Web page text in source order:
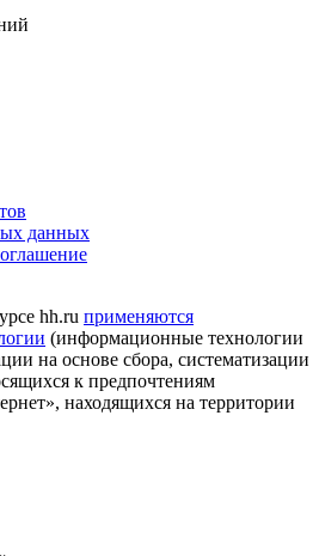
данных
hh.ru применяются
(информационные технологии
на основе сбора, систематизации
к предпочтениям
находящихся на территории